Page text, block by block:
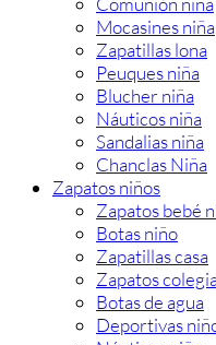
Mocasines niña
Zapatillas lona
Peuques niña
Blucher niña
Náuticos niña
Sandalias niña
Chanclas Niña
Zapatos niños
Zapatos bebé
Botas niño
Zapatillas casa
Zapatos
Botas de agua
Deportivas